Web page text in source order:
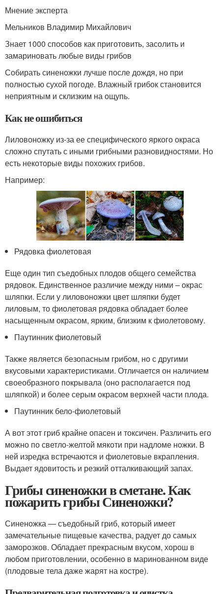
Мнение эксперта
Мельников Владимир Михайлович
Знает 1000 способов как приготовить, засолить и
замариновать любые виды грибов
Собирать синеножки лучше после дождя, но при
полностью сухой погоде. Влажный грибок становится
неприятным и склизким на ощупь.
Как не ошибиться
Лиловоножку из-за ее специфического яркого окраса
сложно спутать с иными грибными разновидностями. Но
есть некоторые виды похожих грибов.
Например:
Рядовка фиолетовая
Еще один тип съедобных плодов общего семейства
рядовок. Единственное различие между ними – окрас
шляпки. Если у лиловоножки цвет шляпки будет
лиловым, то фиолетовая рядовка обладает более
насыщенным окрасом, ярким, близким к фиолетовому.
Паутинник фиолетовый
Также является безопасным грибом, но с другими
вкусовыми характеристиками. Отличается он наличием
своеобразного покрывала (оно располагается под
шляпкой) и более серым окрасом верхней части плода.
Паутинник бело-фиолетовый
А вот этот гриб крайне опасен и токсичен. Различить его
можно по светло-желтой мякоти при надломе ножки. В
ней изредка встречаются и фиолетовые вкрапления.
Выдает ядовитость и резкий отталкивающий запах.
Грибы синеножки в сметане. Как
пожарить грибы Синеножки?
Синеножка — съедобный гриб, который имеет
замечательные пищевые качества, радует до самых
заморозков. Обладает прекрасным вкусом, хорош в
любом приготовлении, особенно в маринованном виде
(плодовые тела даже жарят на костре).